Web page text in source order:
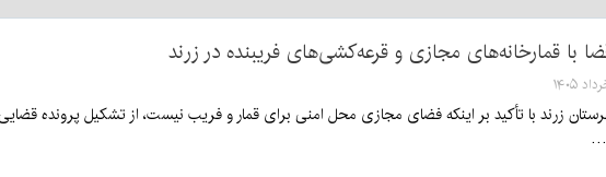
با قمارخانه‌های مجازی و قرعه‌کشی‌های فریبنده در زرند
زرند با تأکید بر اینکه فضای مجازی محل امنی برای قمار و فریب نیست، از تشکیل پرونده